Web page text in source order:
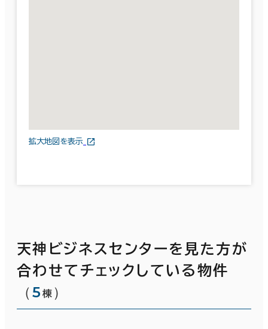
拡大地図を表示
天神ビジネスセンターを見た方が
合わせてチェックしている物件
（5 棟 ）